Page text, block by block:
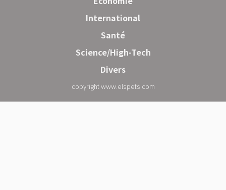
International
Santé
Science/High-Tech
Divers
copyright www.elspets.com